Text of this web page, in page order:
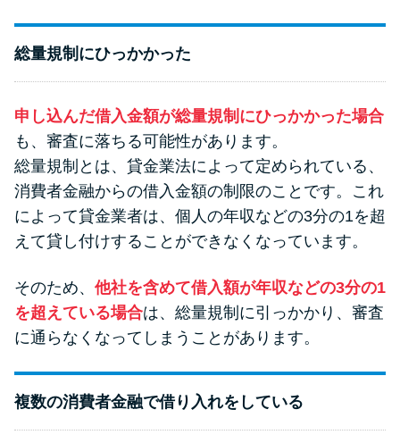
い理由
質屋でお金を借りるには？年利
較
未成年でもお金を借りられる？
学生がお金を借りる方法があ
る？
学生がお金を借りる方法は？親
へのバレにくさや将来への影響
を解説
は要注意！
総量規制にひっかかった
申し込んだ借入金額が総量規制にひっかかった場合
も、審査に落ちる可能性があります。
総量規制とは、貸金業法によって定められている、
消費者金融からの借入金額の制限のことです。これ
によって貸金業者は、個人の年収などの3分の1を超
えて貸し付けすることができなくなっています。
そのため、 他社を含めて借入額が年収などの3分の1
を超えている場合は、総量規制に引っかかり、審査
に通らなくなってしまうことがあります。
複数の消費者金融で借り入れをしている